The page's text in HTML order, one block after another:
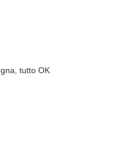
tutto OK